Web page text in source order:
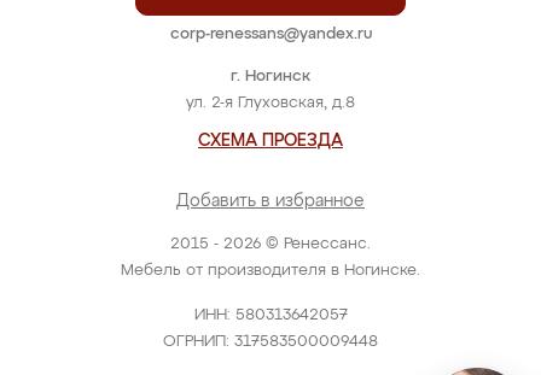
2015 - 2026 © Ренессанс.
Мебель от производителя в Ногинске.
ИНН: 580313642057
ОГРНИП: 317583500009448
г. Ногинск
ул. 2-я Глуховская, д.8
СХЕМА ПРОЕЗДА
Добавить в избранное
corp-renessans@yandex.ru